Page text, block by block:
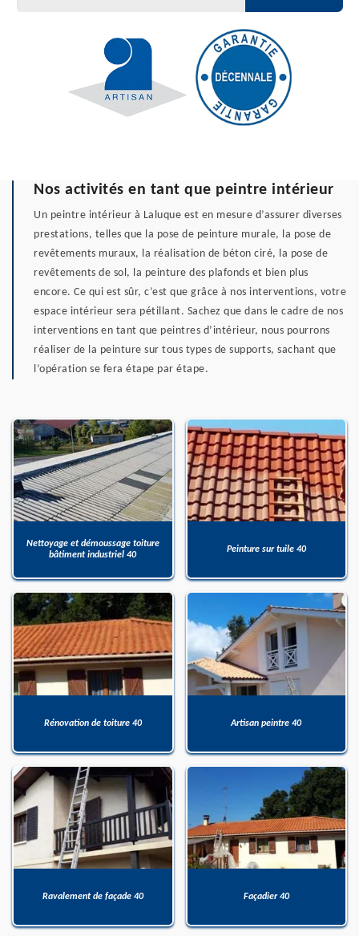
Nos activités en tant que peintre intérieur
Un peintre intérieur à Laluque est en mesure d’assurer diverses
prestations, telles que la pose de peinture murale, la pose de
revêtements muraux, la réalisation de béton ciré, la pose de
revêtements de sol, la peinture des plafonds et bien plus
encore. Ce qui est sûr, c’est que grâce à nos interventions, votre
espace intérieur sera pétillant. Sachez que dans le cadre de nos
interventions en tant que peintres d’intérieur, nous pourrons
réaliser de la peinture sur tous types de supports, sachant que
l’opération se fera étape par étape.
Nettoyage et démoussage toiture
bâtiment industriel 40
Peinture sur tuile 40
Rénovation de toiture 40 Artisan peintre 40
Ravalement de façade 40 Façadier 40